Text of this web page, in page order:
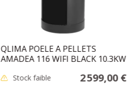
QLIMA POELE A PELLETS
AMADEA 116 WIFI BLACK 10.3KW
Stock faible 2 599,00 €